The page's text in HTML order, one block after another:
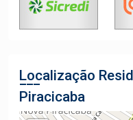
Localização
Piracicaba